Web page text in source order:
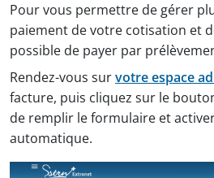
Pour vous permettre de gérer
paiement de votre cotisation et
possible de payer par
Rendez-vous survotre espace
facture, puis cliquez sur le
de remplir le formulaire et
automatique.